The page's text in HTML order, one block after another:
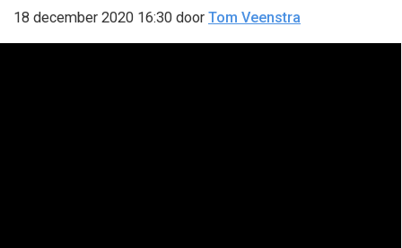
18 december 2020 16:30 door Tom Veenstra